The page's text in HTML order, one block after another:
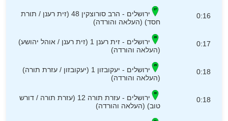
0:16
ירושלים - הרב סורוצקין 48 (זית רענן / תורת
חסד) (העלאה והורדה)
0:17
ירושלים - זית רענן 1 (זית רענן / אוהל יהושע)
(העלאה והורדה)
0:18
ירושלים - יעקובזון 1 (יעקובזון / עזרת תורה)
(העלאה והורדה)
0:18
ירושלים - עזרת תורה 12 (עזרת תורה / דורש
טוב) (העלאה והורדה)